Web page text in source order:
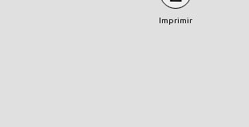
Imprimir